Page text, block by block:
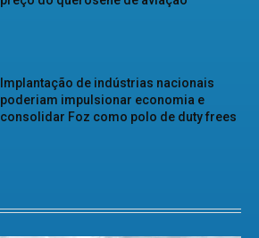
Implantação de indústrias nacionais
poderiam impulsionar economia e
consolidar Foz como polo de duty frees